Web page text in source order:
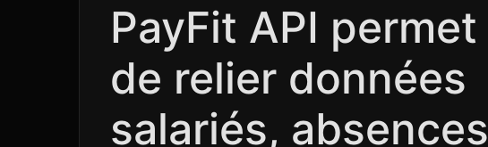
PayFit API permet
de relier données
salariés, absences